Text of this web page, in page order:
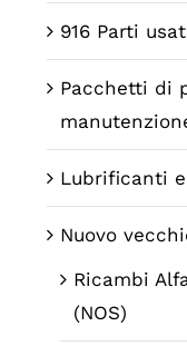
916 Parti
Pacchetti di
Lubrificanti
Nuovo
Ricambi
(NOS)